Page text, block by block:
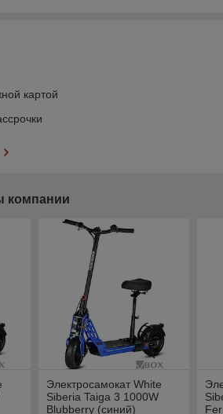
картой
компании
Электросамокат White
Siberia Taiga 3 1000W
Blubberry (синий)